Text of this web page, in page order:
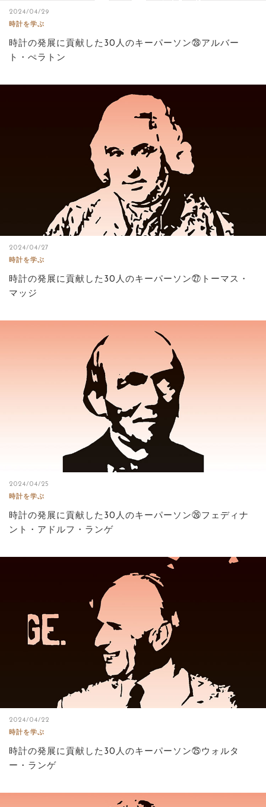
2024/04/29
時計を学ぶ
時計の発展に貢献した30人のキーパーソン㉘アルバー
ト・ぺラトン
2024/04/27
時計を学ぶ
時計の発展に貢献した30人のキーパーソン㉗トーマス・
マッジ
2024/04/25
時計を学ぶ
時計の発展に貢献した30人のキーパーソン㉖フェディナ
ント・アドルフ・ランゲ
2024/04/22
時計を学ぶ
時計の発展に貢献した30人のキーパーソン㉕ウォルタ
ー・ランゲ